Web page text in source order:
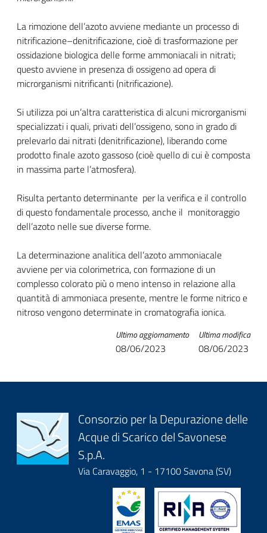
La rimozione dell’azoto avviene mediante un processo di
nitrificazione–denitrificazione, cioè di trasformazione per
ossidazione biologica delle forme ammoniacali in nitrati;
questo avviene in presenza di ossigeno ad opera di
microrganismi nitrificanti (nitrificazione).
Si utilizza poi un’altra caratteristica di alcuni microrganismi
specializzati i quali, privati dell’ossigeno, sono in grado di
prelevarlo dai nitrati (denitrificazione), liberando come
prodotto finale azoto gassoso (cioè quello di cui è composta
in massima parte l’atmosfera).
Risulta pertanto determinante per la verifica e il controllo
di questo fondamentale processo, anche il monitoraggio
dell’azoto nelle sue diverse forme.
La determinazione analitica dell’azoto ammoniacale
avviene per via colorimetrica, con formazione di un
complesso colorato più o meno intenso in relazione alla
quantità di ammoniaca presente, mentre le forme nitrico e
nitroso vengono determinate in cromatografia ionica.
Ultima modifica
08/06/2023
Ultimo aggiornamento
08/06/2023
Block
it-
block-
logoeintestazionedelsito
Consorzio per la Depurazione delle
Acque di Scarico del Savonese
S.p.A.
Via Caravaggio, 1 - 17100 Savona (SV)